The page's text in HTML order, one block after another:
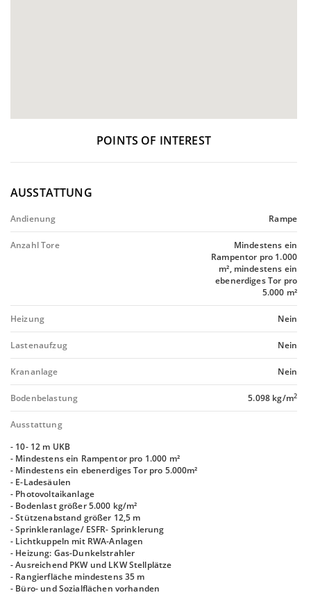
POINTS OF INTEREST
AUSSTATTUNG
Andienung Rampe
Anzahl Tore
Mindestens ein
Rampentor pro 1.000
m², mindestens ein
ebenerdiges Tor pro
5.000 m²
Heizung Nein
Lastenaufzug Nein
Krananlage Nein
Bodenbelastung 5.098 kg/m2
Ausstattung
- 10- 12 m UKB
- Mindestens ein Rampentor pro 1.000 m²
- Mindestens ein ebenerdiges Tor pro 5.000m²
- E-Ladesäulen
- Photovoltaikanlage
- Bodenlast größer 5.000 kg/m²
- Stützenabstand größer 12,5 m
- Sprinkleranlage/ ESFR- Sprinklerung
- Lichtkuppeln mit RWA-Anlagen
- Heizung: Gas-Dunkelstrahler
- Ausreichend PKW und LKW Stellplätze
- Rangierfläche mindestens 35 m
- Büro- und Sozialflächen vorhanden